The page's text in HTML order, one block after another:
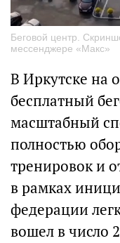
Беговой центр.
мессенджере «Макс»
В Иркутске на
бесплатный
масштабный
полностью
тренировок и
в рамках
федерации
вошел в число